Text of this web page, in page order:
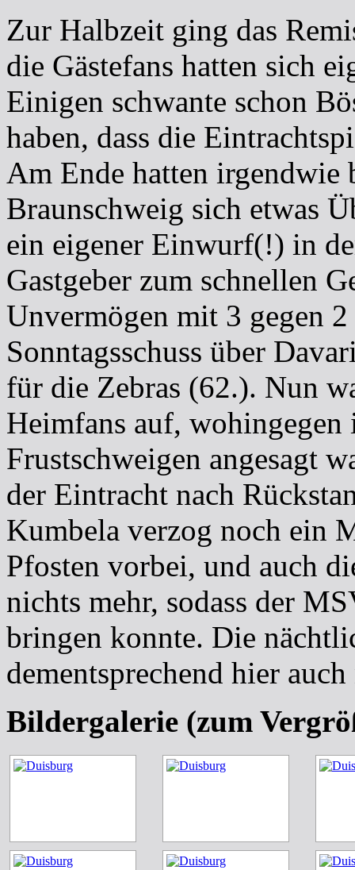
Zur Halbzeit ging das
die Gästefans hatten sich
Einigen schwante schon
haben, dass die
Am Ende hatten irgendwie
Braunschweig sich etwas
ein eigener Einwurf(!) in
Gastgeber zum schnellen
Unvermögen mit 3 gegen
Sonntagsschuss über
für die Zebras (62.). Nun
Heimfans auf,
Frustschweigen angesagt
der Eintracht nach
Kumbela verzog noch ein
Pfosten vorbei, und auch
nichts mehr, sodass der
bringen konnte. Die
dementsprechend hier
Bildergalerie (zum